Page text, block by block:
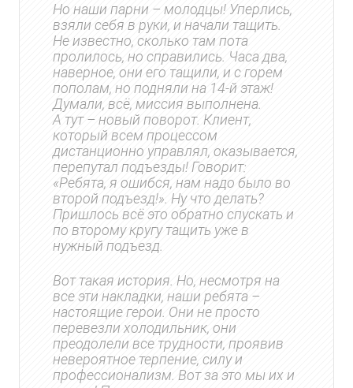
Но наши парни – молодцы! Уперлись,
взяли себя в руки, и начали тащить.
Не известно, сколько там пота
пролилось, но справились. Часа два,
наверное, они его тащили, и с горем
пополам, но подняли на 14-й этаж!
Думали, всё, миссия выполнена.
А тут – новый поворот. Клиент,
который всем процессом
дистанционно управлял, оказывается,
перепутал подъезды! Говорит:
«Ребята, я ошибся, нам надо было во
второй подъезд!». Ну что делать?
Пришлось всё это обратно спускать и
по второму кругу тащить уже в
нужный подъезд.
Вот такая история. Но, несмотря на
все эти накладки, наши ребята –
настоящие герои. Они не просто
перевезли холодильник, они
преодолели все трудности, проявив
невероятное терпение, силу и
профессионализм. Вот за это мы их и